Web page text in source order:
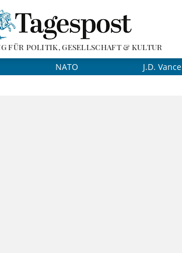
FÜR POLITIK, GESELLSCHAFT & KULTUR
NATO J.D. Vance